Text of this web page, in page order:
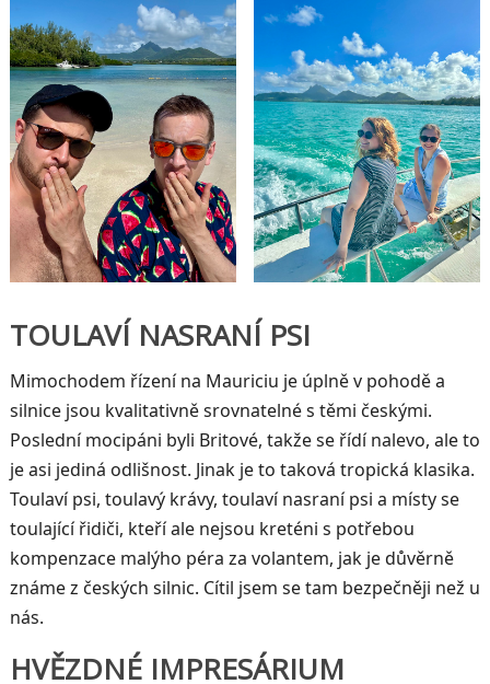
TOULAVÍ NASRANÍ PSI
Mimochodem řízení na Mauriciu je úplně v pohodě a
silnice jsou kvalitativně srovnatelné s těmi českými.
Poslední mocipáni byli Britové, takže se řídí nalevo, ale to
je asi jediná odlišnost. Jinak je to taková tropická klasika.
Toulaví psi, toulavý krávy, toulaví nasraní psi a místy se
toulající řidiči, kteří ale nejsou kreténi s potřebou
kompenzace malýho péra za volantem, jak je důvěrně
známe z českých silnic. Cítil jsem se tam bezpečněji než u
nás.
HVĚZDNÉ IMPRESÁRIUM